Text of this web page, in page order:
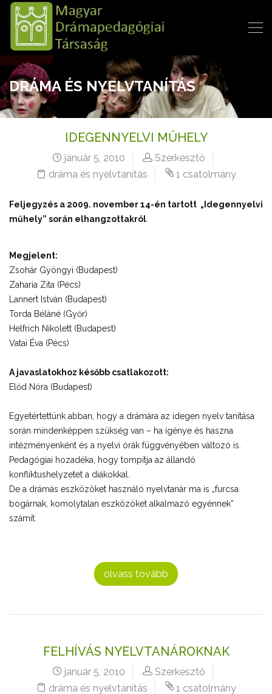
DRÁMA ÉS NYELVTANÍTÁS
IDEGENNYELVI MŰHELY
január 5, 2010
Szerkesztő
dráma és nyelvtanítás
1 csatolmány
Feljegyzés a 2009. november 14-én tartott „Idegennyelvi
műhely” során elhangzottakról
Megjelent:
Zsohár Gyöngyi (Budapest)
Zaharia Zita (Pécs)
Lannert István (Budapest)
Torda Béláné (Győr)
Helfrich Nikolett (Budapest)
Vatai Éva (Pécs)
A javaslatokhoz később csatlakozott:
Előd Nóra (Budapest)
Egyetértettünk abban, hogy a drámára az idegen nyelv tanítása
során mindenképpen szükség van – ha igénye és haszna
intézményenként és a nyelvi órák függvényében változó is.
Pedagógiai hozadéka, hogy tompítja az állandó
konfliktushelyzetet a diákokkal.
De a drámás eszközöket használó nyelvtanár ma is „furcsa
bogárnak, komolytalan eszközöket alkalmazó egyénnek”
számít.
olvass tovább
FELHÍVÁS NYELVTANÁROKNAK
január 5, 2010
Szerkesztő
dráma és nyelvtanítás
1 csatolmány